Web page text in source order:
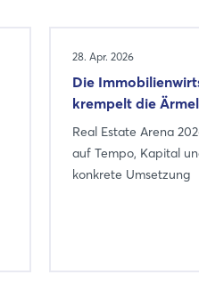
28. Apr. 2026
Die
krempelt die
Real Estate Arena
auf Tempo, Kapital
konkrete Umsetzung